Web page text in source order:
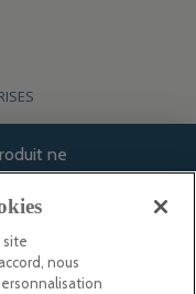
ne
site
nous